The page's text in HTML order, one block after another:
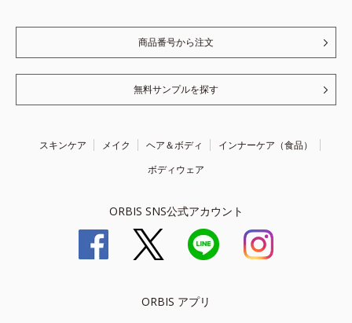
商品番号から注文
無料サンプルを探す
スキンケア メイク ヘア＆ボディ
インナーケア（食品）
ボディウェア
ORBIS SNS公式アカウント
ORBIS アプリ